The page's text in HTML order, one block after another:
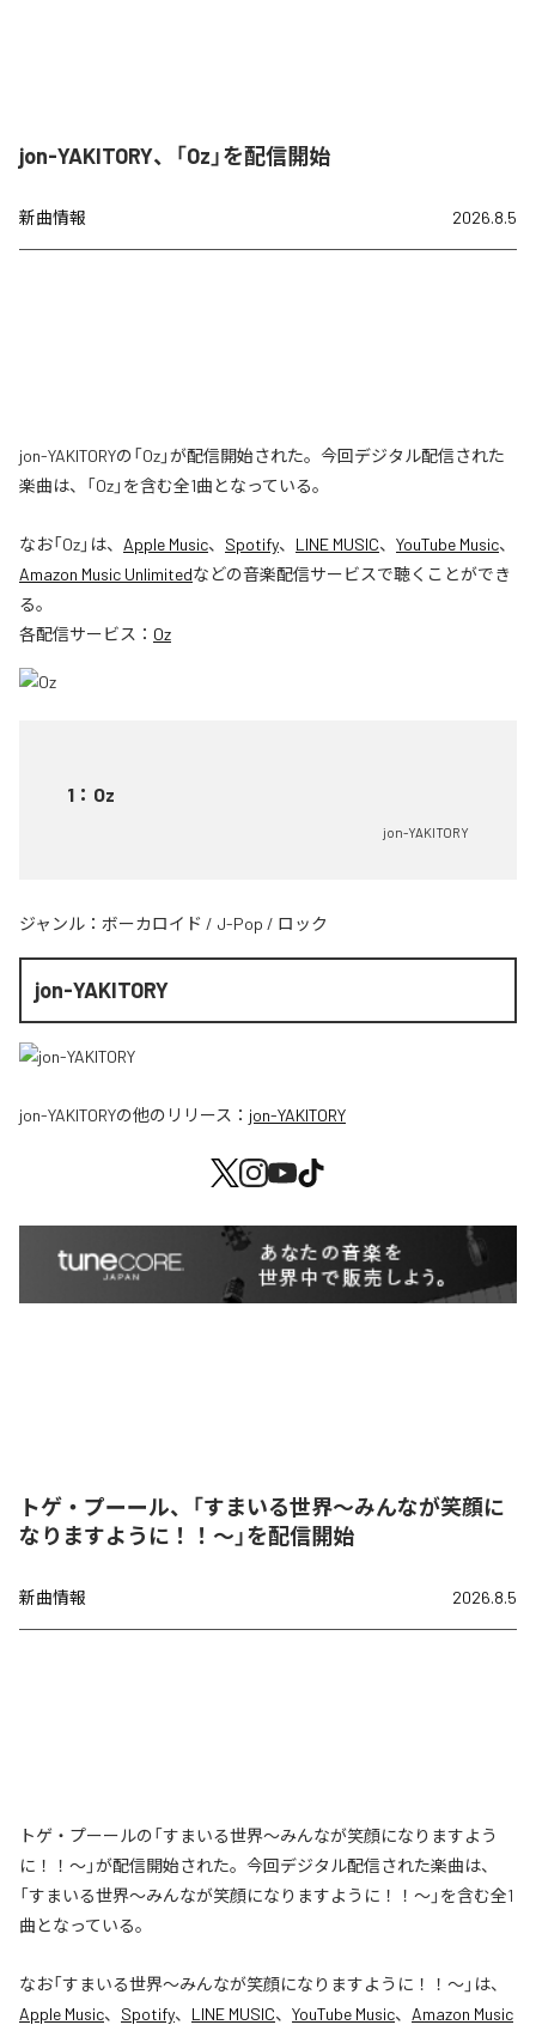
jon-YAKITORY、「Oz」を配信開始
新曲情報 2026.8.5
jon-YAKITORYの「Oz」が配信開始された。今回デジタル配信された
楽曲は、「Oz」を含む全1曲となっている。
なお「Oz」は、 Apple Music、 Spotify、 LINE MUSIC、 YouTube Music、
Amazon Music Unlimitedなどの音楽配信サービスで聴くことができ
る。
各配信サービス： Oz
1 ： Oz
jon-YAKITORY
ジャンル： ボーカロイド / J-Pop / ロック
jon-YAKITORY
jon-YAKITORYの他のリリース： jon-YAKITORY
トゲ・プーール、「すまいる世界〜みんなが笑顔に
なりますように！！〜」を配信開始
新曲情報 2026.8.5
トゲ・プーールの「すまいる世界〜みんなが笑顔になりますよう
に！！〜」が配信開始された。今回デジタル配信された楽曲は、
「すまいる世界〜みんなが笑顔になりますように！！〜」を含む全1
曲となっている。
なお「すまいる世界〜みんなが笑顔になりますように！！〜」は、
Apple Music、 Spotify、 LINE MUSIC、 YouTube Music、 Amazon Music